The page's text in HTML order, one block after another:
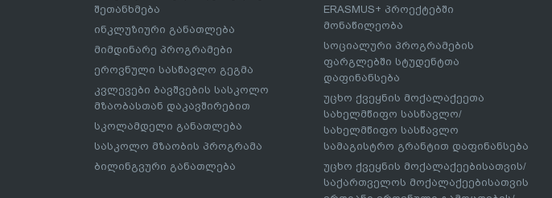
შეთანხმება
ინკლუზიური განათლება
მიმდინარე პროგრამები
ეროვნული სასწავლო გეგმა
კვლევები ბავშვების სასკოლო
მზაობასთან დაკავშირებით
სკოლამდელი განათლება
სასკოლო მზაობის პროგრამა
ბილინგვური განათლება
ERASMUS+ პროექტებში
მონაწილეობა
სოციალური პროგრამების
ფარგლებში სტუდენტთა
დაფინანსება
უცხო ქვეყნის მოქალაქეეთა
სახელმწიფო სასწავლო/
სახელმწიფო სასწავლო
სამაგისტრო გრანტით დაფინანსება
უცხო ქვეყნის მოქალაქეებისათვის/
საქართველოს მოქალაქეებისათვის